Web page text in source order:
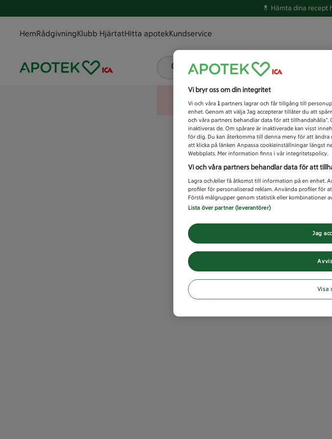
💊 Hämta dina recept
HemRådgivningKlubb HjärtatHitta apotekKundservice
Vad letar du efter idag?
Vi bryr oss om din integritet
Vi och våra 1 partners lagrar och får tillgång till
enhet. Genom att välja Jag accepterar tillåter du att
och våra partners behandlar data för att
inaktiveras de. Om spårare är inaktiverade kan visst
för dig. Du kan återkomma till denna meny för att
att klicka på länken Anpassa cookieinställningar längst
Webbplats. Mer information finns i vår integritetspolicy.
Vi och våra partners behandlar data för att
Lagra och/eller få åtkomst till information på en enhet.
profiler för personaliserad reklam. Använda profiler för
Förstå målgrupper genom statistik eller kombinationer
Lista över partner (leverantörer)
Jag
Visa